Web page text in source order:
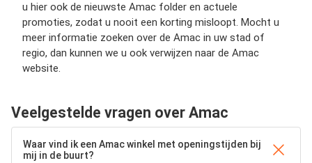
u hier ook de nieuwste Amac folder en actuele
promoties, zodat u nooit een korting misloopt. Mocht u
meer informatie zoeken over de Amac in uw stad of
regio, dan kunnen we u ook verwijzen naar de Amac
website.
Veelgestelde vragen over Amac
Waar vind ik een Amac winkel met openingstijden bij
mij in de buurt?